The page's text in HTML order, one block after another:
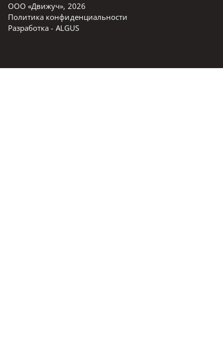
ООО «Движуч», 2026
Политика конфиденциальности
Разработка - ALGUS